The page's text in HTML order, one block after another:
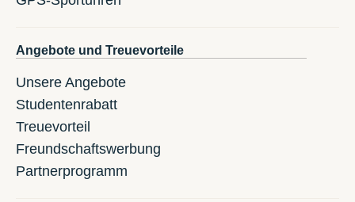
Angebote und Treuevorteile
Unsere Angebote
Studentenrabatt
Treuevorteil
Freundschaftswerbung
Partnerprogramm